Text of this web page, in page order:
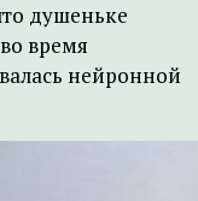
душеньке
время
нейронной